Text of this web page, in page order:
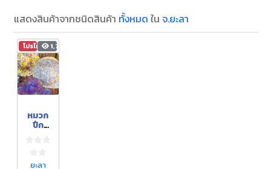
แสดงสินค้าจากชนิดสินค้า ทั้งหมด ใน จ.ยะลา
โปรโมชัน 1,785
หมวก
ปีก
ยะลา